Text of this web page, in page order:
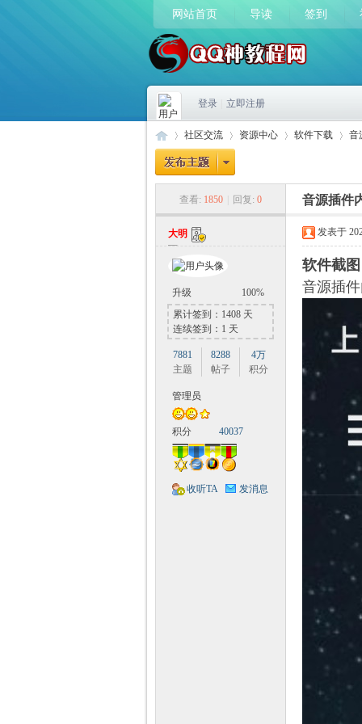
网站首页 导读 签到
登录 立即注册
社区交流 资源中心 软件下载
›
音
查看: 1850 回复: 0 音源插件
大明
升级
100%
累计签到：1408 天
连续签到：1 天
7881
主题
8288
帖子
4万
积分
管理员
积分 40037
收听TA 发消息
发表于
软件截
音源插